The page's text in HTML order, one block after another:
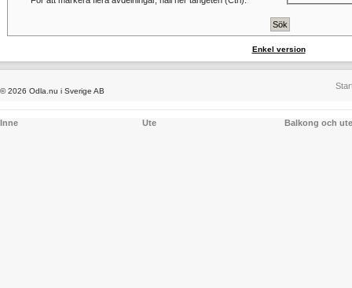
Enkel version
© 2026 Odla.nu i Sverige AB
Inne Ute Balkong och